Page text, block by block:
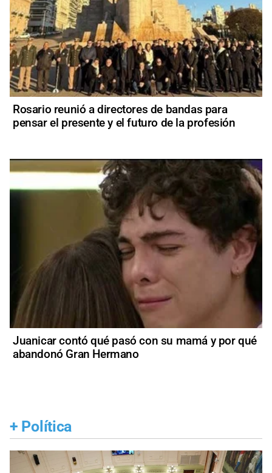
Rosario reunió a directores de bandas para
pensar el presente y el futuro de la profesión
Juanicar contó qué pasó con su mamá y por qué
abandonó Gran Hermano
+ Política